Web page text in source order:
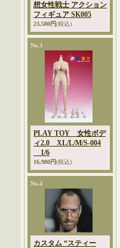
想女性戦士 アクション
フィギュア SK005
23,580円(税込)
No.3
PLAY TOY 女性ボデ
ィ2.0 XL/L/M/S-004
1/6
16,980円(税込)
No.4
カスタム “スティー